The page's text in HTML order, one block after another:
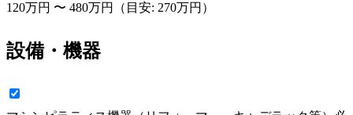
120万円 〜 480万円 （目安: 270万円 ）
設備・機器